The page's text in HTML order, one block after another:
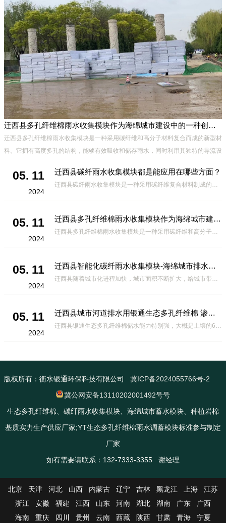
迁西县多孔纤维棉雨水收集模块作为海绵城市建设中的一种创新材料
迁西县多孔纤维棉雨水收集模块是一种采用碳纤维和高分子材料复合而成的新型材
料。它拥有高度多孔的结构，能够有效吸收和储存雨水，同时利用其独特的导流设
05. 11
2024
迁西县碳纤雨水收集模块都是能应用在哪些方面？
迁西县碳纤雨水收集模块是一种采用碳纤维复合材料制成的雨水收集装置，具有*、环保、可持续等诸多优点。这种模块的设计独特，结构轻巧且强度高，耐腐蚀，能够在各种环境条件下稳定运行。其广泛的应用领域不仅体现在城市规
05. 11
2024
迁西县多孔纤维棉雨水收集模块作为海绵城市建设中的一种创新材料
迁西县多孔纤维棉雨水收集模块是一种采用碳纤维和高分子材料复合而成的新型材料。它拥有高度多孔的结构，能够有效吸收和储存雨水，同时利用其独特的导流设计，将雨水迅速排出，有效防止城市内涝的发生。此外，该材料还具有
05. 11
2024
迁西县智能化碳纤雨水收集模块-海绵城市排水蓄水系统的优选项
迁西县随着城市化进程加快，城市面积不断扩大，给城市带来的问题也随之增加。其中之一就是水资源的短缺。雨水收集是一种解决城市水资源短缺的有效途径。在雨水收集技术中，智能化碳纤雨水收集模块的出现，为解决城市水资源
05. 11
2024
迁西县城市河道排水用银通生态多孔纤维棉 渗透性好重量轻
迁西县银通生态多孔纤维棉储水能力特别强，大概是土壤的6倍，所以在下暴雨或者是严重的雨雪天气时，能将降水量很好的吸收掉，到了天气晴朗之后又会将这些水分蒸发到空气中。这种材料在绿化环保上能起到很大的作用，能够大
版权所有：衡水银通环保科技有限公司
冀ICP备2024055766号-2
冀公网安备13110202001492号号
生态多孔纤维棉、碳纤雨水收集模块、海绵城市蓄水模块、种植岩棉
基质实力生产供应厂家;YT生态多孔纤维棉雨水调蓄模块标准参与制定
厂家
如有需要请联系：132-7333-3355 谢经理
北京 天津 河北 山西 内蒙古 辽宁 吉林 黑龙江 上海
江苏
浙江
安徽 福建 江西 山东 河南 湖北 湖南 广东
广西
海南
重庆 四川 贵州 云南 西藏 陕西 甘肃 青海 宁夏